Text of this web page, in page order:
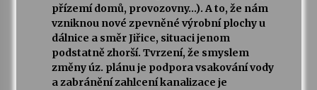
přízemí domů, provozovny…). A to, že nám
vzniknou nové zpevněné výrobní plochy u
dálnice a směr Jiřice, situaci jenom
podstatně zhorší. Tvrzení, že smyslem
změny úz. plánu je podpora vsakování vody
a zabránění zahlcení kanalizace je